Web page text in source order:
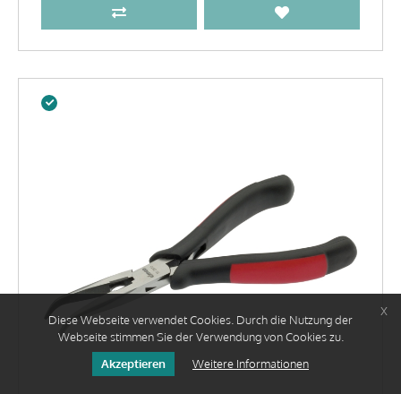
Diese Webseite verwendet Cookies. Durch die Nutzung der
Webseite stimmen Sie der Verwendung von Cookies zu.
Akzeptieren
Weitere Informationen
x